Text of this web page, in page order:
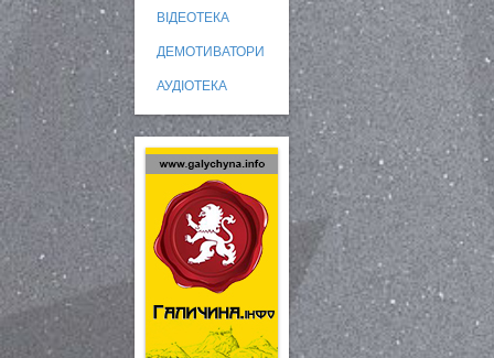
ВІДЕОТЕКА
ДЕМОТИВАТОРИ
АУДІОТЕКА